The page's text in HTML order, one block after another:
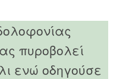
πυροβολεί
ενώ οδηγούσε